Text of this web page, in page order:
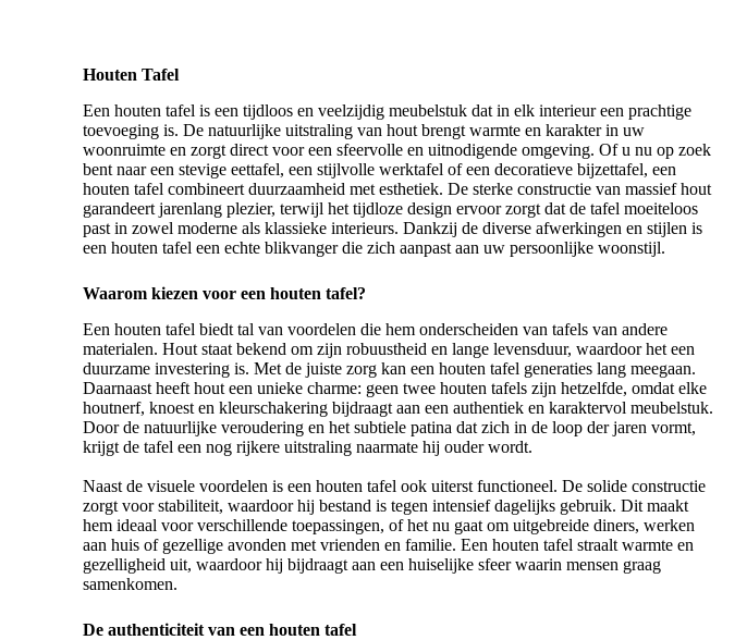
Houten Tafel
Een houten tafel is een tijdloos en veelzijdig meubelstuk dat in elk interieur een prachtige
toevoeging is. De natuurlijke uitstraling van hout brengt warmte en karakter in uw
woonruimte en zorgt direct voor een sfeervolle en uitnodigende omgeving. Of u nu op zoek
bent naar een stevige eettafel, een stijlvolle werktafel of een decoratieve bijzettafel, een
houten tafel combineert duurzaamheid met esthetiek. De sterke constructie van massief hout
garandeert jarenlang plezier, terwijl het tijdloze design ervoor zorgt dat de tafel moeiteloos
past in zowel moderne als klassieke interieurs. Dankzij de diverse afwerkingen en stijlen is
een houten tafel een echte blikvanger die zich aanpast aan uw persoonlijke woonstijl.
Waarom kiezen voor een houten tafel?
Een houten tafel biedt tal van voordelen die hem onderscheiden van tafels van andere
materialen. Hout staat bekend om zijn robuustheid en lange levensduur, waardoor het een
duurzame investering is. Met de juiste zorg kan een houten tafel generaties lang meegaan.
Daarnaast heeft hout een unieke charme: geen twee houten tafels zijn hetzelfde, omdat elke
houtnerf, knoest en kleurschakering bijdraagt aan een authentiek en karaktervol meubelstuk.
Door de natuurlijke veroudering en het subtiele patina dat zich in de loop der jaren vormt,
krijgt de tafel een nog rijkere uitstraling naarmate hij ouder wordt.
Naast de visuele voordelen is een houten tafel ook uiterst functioneel. De solide constructie
zorgt voor stabiliteit, waardoor hij bestand is tegen intensief dagelijks gebruik. Dit maakt
hem ideaal voor verschillende toepassingen, of het nu gaat om uitgebreide diners, werken
aan huis of gezellige avonden met vrienden en familie. Een houten tafel straalt warmte en
gezelligheid uit, waardoor hij bijdraagt aan een huiselijke sfeer waarin mensen graag
samenkomen.
De authenticiteit van een houten tafel